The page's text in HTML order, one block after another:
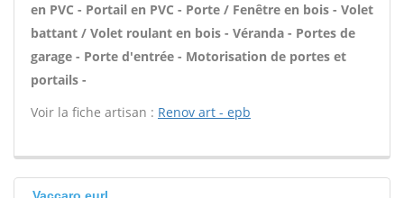
en PVC - Portail en PVC - Porte / Fenêtre en bois - Volet
battant / Volet roulant en bois - Véranda - Portes de
garage - Porte d'entrée - Motorisation de portes et
portails -
Voir la fiche artisan : Renov art - epb